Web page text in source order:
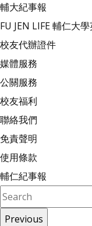
輔大紀事報
FU JEN LIFE 輔仁大
校友代辦證件
媒體服務
公關服務
校友福利
聯絡我們
免責聲明
使用條款
輔仁紀事報
Previous